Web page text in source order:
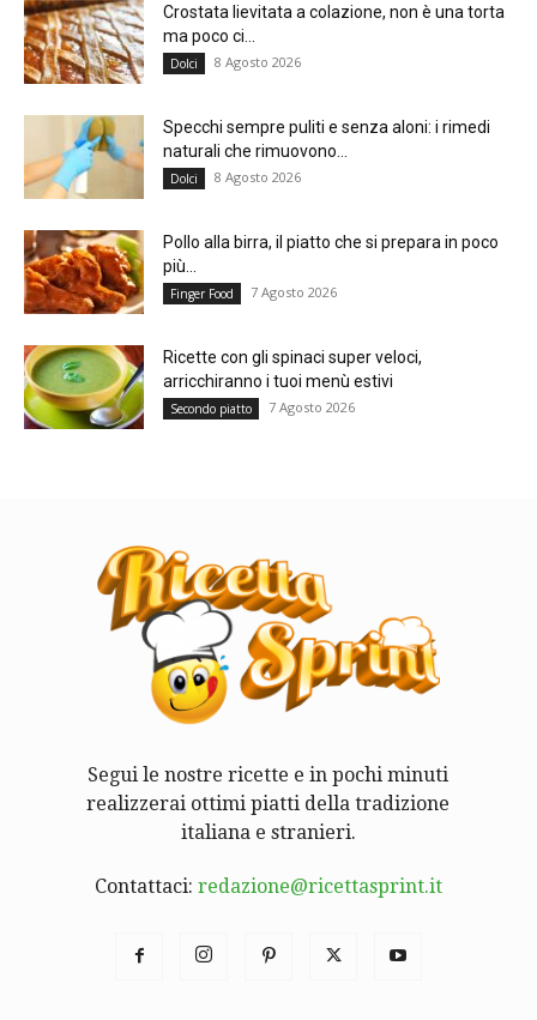
Crostata lievitata a colazione, non è una torta
ma poco ci...
Dolci 8 Agosto 2026
Specchi sempre puliti e senza aloni: i rimedi
naturali che rimuovono...
Dolci 8 Agosto 2026
Pollo alla birra, il piatto che si prepara in poco
più...
Finger Food 7 Agosto 2026
Ricette con gli spinaci super veloci,
arricchiranno i tuoi menù estivi
Secondo piatto 7 Agosto 2026
Segui le nostre ricette e in pochi minuti
realizzerai ottimi piatti della tradizione
italiana e stranieri.
Contattaci: redazione@ricettasprint.it